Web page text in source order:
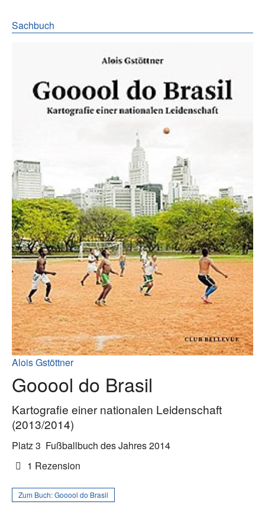
Sachbuch
Alois Gstöttner
Gooool do Brasil
Kartografie einer nationalen Leidenschaft
(2013/2014)
Platz 3 Fußballbuch des Jahres 2014
1 Rezension
Zum Buch:Gooool do Brasil